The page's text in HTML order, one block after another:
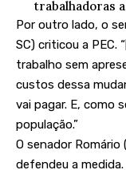
trabalhadoras
Por outro lado, o
SC) criticou a PEC.
trabalho sem
custos dessa
vai pagar. E, como
população.”
O senador
defendeu a